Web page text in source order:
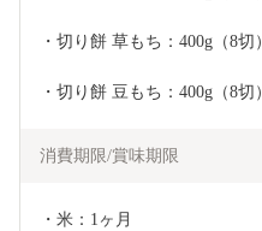
・切り餅 草もち：400g（8切
・切り餅 豆もち：400g（8切
消費期限/賞味期限
・米：1ヶ月